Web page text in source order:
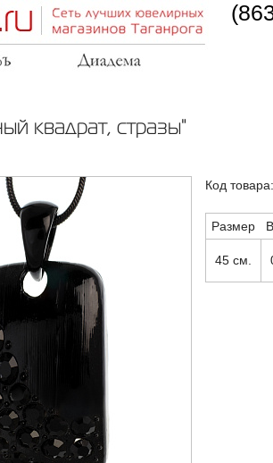
квадрат, стразы"
Код
Размер
45 см.